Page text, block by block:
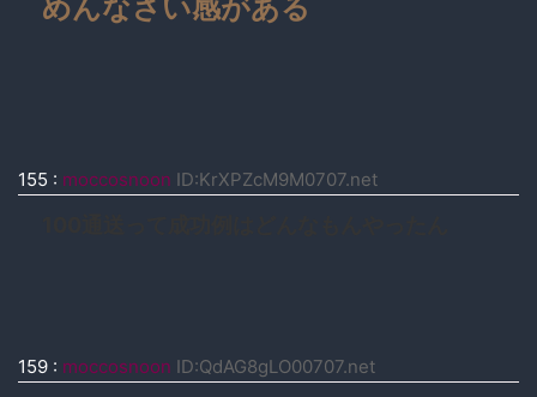
めんなさい感がある
155 : moccosnoon ID:KrXPZcM9M0707.net
159 : moccosnoon ID:QdAG8gLO00707.net